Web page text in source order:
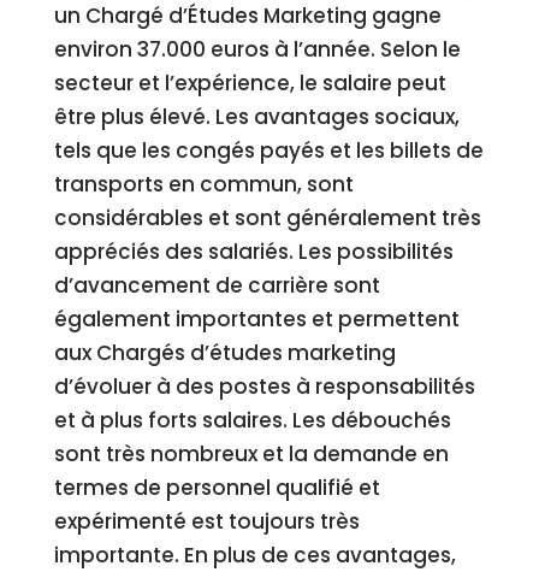
un Chargé d’Études Marketing gagne
environ 37.000 euros à l’année. Selon le
secteur et l’expérience, le salaire peut
être plus élevé. Les avantages sociaux,
tels que les congés payés et les billets de
transports en commun, sont
considérables et sont généralement très
appréciés des salariés. Les possibilités
d’avancement de carrière sont
également importantes et permettent
aux Chargés d’études marketing
d’évoluer à des postes à responsabilités
et à plus forts salaires. Les débouchés
sont très nombreux et la demande en
termes de personnel qualifié et
expérimenté est toujours très
importante. En plus de ces avantages,